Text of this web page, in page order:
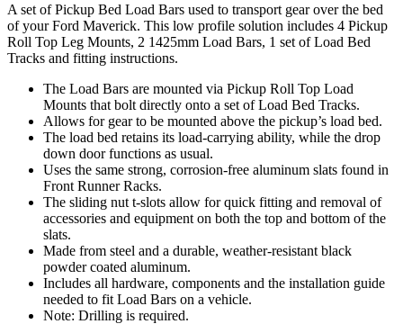
A set of Pickup Bed Load Bars used to transport gear over the bed
of your Ford Maverick. This low profile solution includes 4 Pickup
Roll Top Leg Mounts, 2 1425mm Load Bars, 1 set of Load Bed
Tracks and fitting instructions.
The Load Bars are mounted via Pickup Roll Top Load
Mounts that bolt directly onto a set of Load Bed Tracks.
Allows for gear to be mounted above the pickup’s load bed.
The load bed retains its load-carrying ability, while the drop
down door functions as usual.
Uses the same strong, corrosion-free aluminum slats found in
Front Runner Racks.
The sliding nut t-slots allow for quick fitting and removal of
accessories and equipment on both the top and bottom of the
slats.
Made from steel and a durable, weather-resistant black
powder coated aluminum.
Includes all hardware, components and the installation guide
needed to fit Load Bars on a vehicle.
Note: Drilling is required.